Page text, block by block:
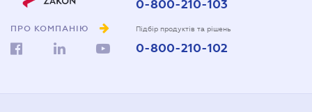
ПРО КОМПАНІЮ
0-800-210-103
Підбір продуктів та рішень
0-800-210-102